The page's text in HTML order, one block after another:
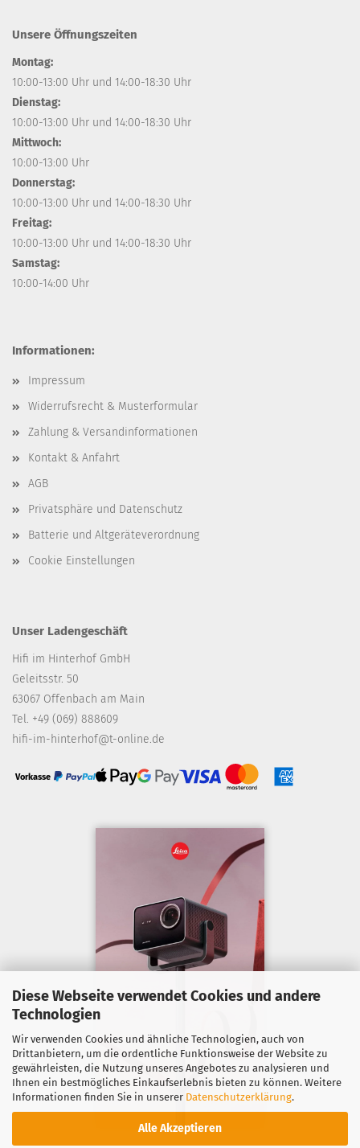
Diese Webseite verwendet Cookies und andere
Technologien
Wir verwenden Cookies und ähnliche Technologien, auch von
Drittanbietern, um die ordentliche Funktionsweise der Website zu
gewährleisten, die Nutzung unseres Angebotes zu analysieren und
Ihnen ein bestmögliches Einkaufserlebnis bieten zu können. Weitere
Informationen finden Sie in unserer Datenschutzerklärung.
Alle Akzeptieren
Unsere Öffnungszeiten
Montag:
10:00-13:00 Uhr und 14:00-18:30 Uhr
Dienstag:
10:00-13:00 Uhr und 14:00-18:30 Uhr
Mittwoch:
10:00-13:00 Uhr
Donnerstag:
10:00-13:00 Uhr und 14:00-18:30 Uhr
Freitag:
10:00-13:00 Uhr und 14:00-18:30 Uhr
Samstag:
10:00-14:00 Uhr
Informationen:
Impressum
Widerrufsrecht & Musterformular
Zahlung & Versandinformationen
Kontakt & Anfahrt
AGB
Privatsphäre und Datenschutz
Batterie und Altgeräteverordnung
Cookie Einstellungen
Unser Ladengeschäft
Hifi im Hinterhof GmbH
Geleitsstr. 50
63067 Offenbach am Main
Tel. +49 (069) 888609
hifi-im-hinterhof@t-online.de
Vorkasse